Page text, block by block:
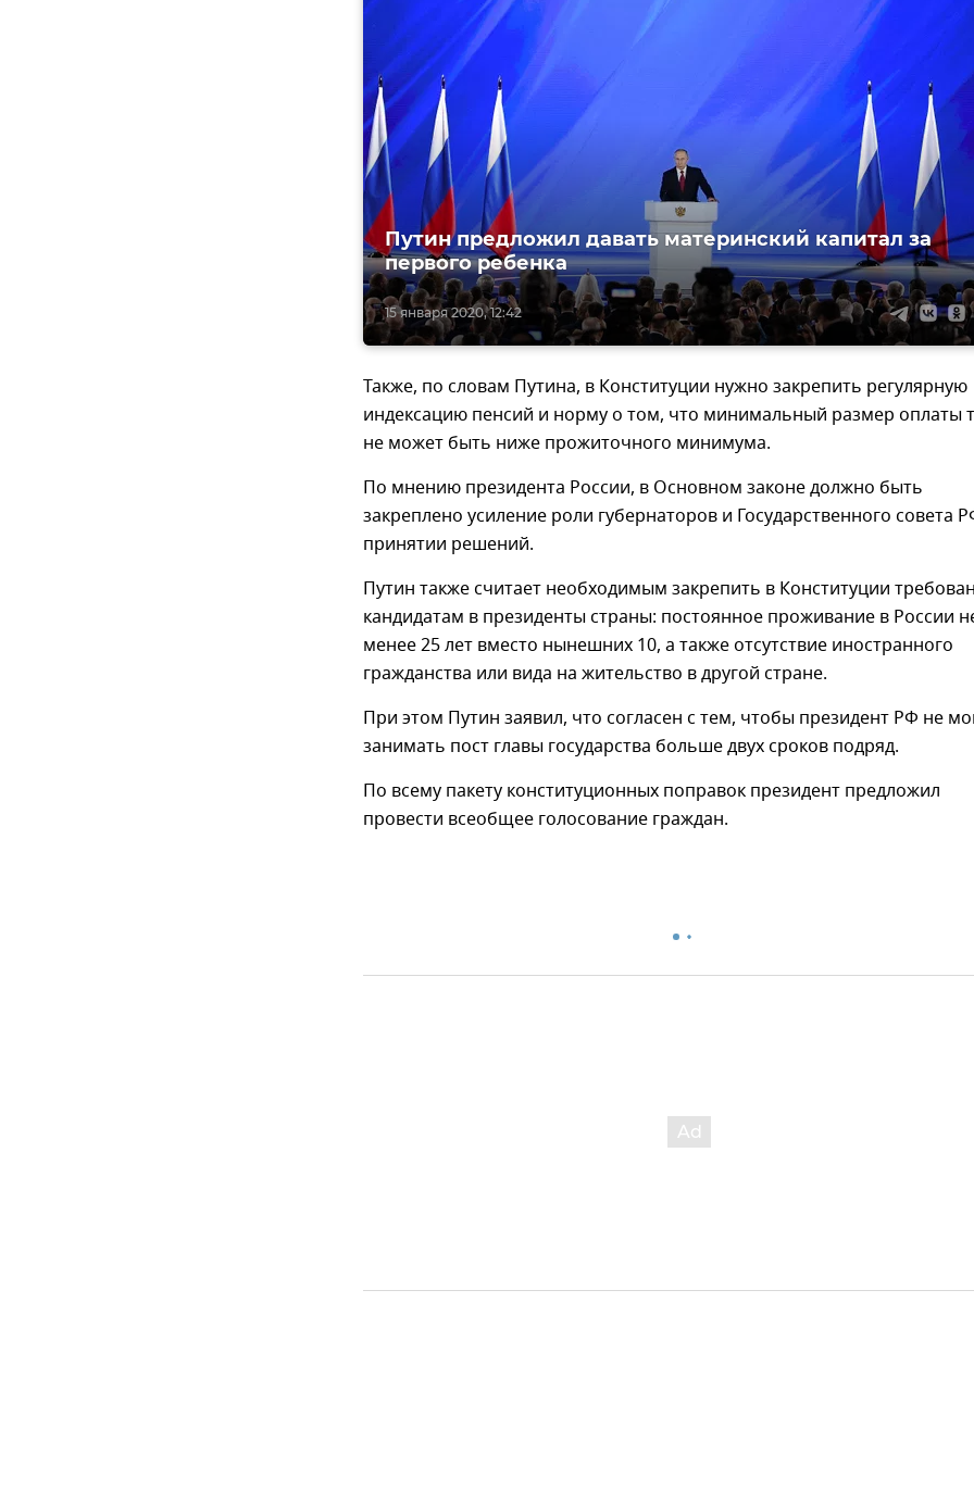
15 января 2020, 12:42
Путин предложил давать материнский капитал за
первого ребенка
Также, по словам Путина, в Конституции нужно закрепить регулярную
индексацию пенсий и норму о том, что минимальный размер оплаты
не может быть ниже прожиточного минимума.
По мнению президента России, в Основном законе должно быть
закреплено усиление роли губернаторов и Государственного совета
принятии решений.
Путин также считает необходимым закрепить в Конституции
кандидатам в президенты страны: постоянное проживание в России
менее 25 лет вместо нынешних 10, а также отсутствие иностранного
гражданства или вида на жительство в другой стране.
При этом Путин заявил, что согласен с тем, чтобы президент РФ не
занимать пост главы государства больше двух сроков подряд.
По всему пакету конституционных поправок президент предложил
провести всеобщее голосование граждан.